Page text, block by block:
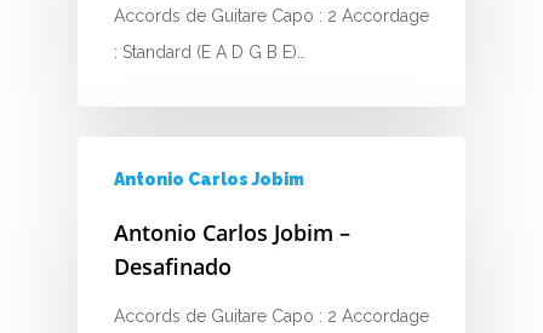
Accords de Guitare Capo : 2 Accordage
: Standard (E A D G B E)…
Antonio Carlos Jobim
Antonio Carlos Jobim –
Desafinado
Accords de Guitare Capo : 2 Accordage